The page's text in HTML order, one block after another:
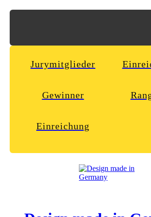
Jurymitglieder
Gewinner
Einreichung